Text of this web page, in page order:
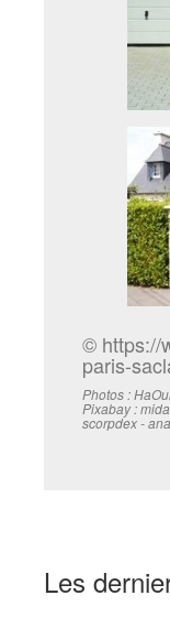
© https://
paris-
Photos :
Pixabay :
scorpdex -
Les